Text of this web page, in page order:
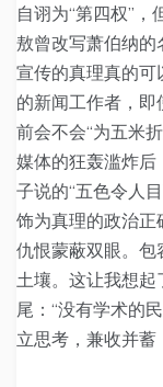
自诩为“第四权”
敖曾改写萧伯纳的
宣传的真理真的
的新闻工作者，
前会不会“为五米
媒体的狂轰滥炸
子说的“五色令人
饰为真理的政治正
仇恨蒙蔽双眼。包
土壤。这让我想
尾：“没有学术的
立思考，兼收并蓄